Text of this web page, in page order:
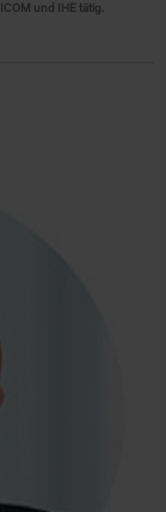
und IHE tätig.